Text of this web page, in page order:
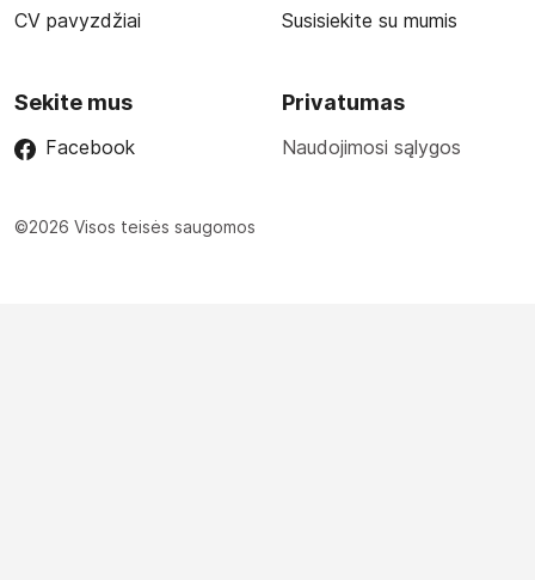
CV pavyzdžiai Susisiekite su mumis
Sekite mus
Facebook
Privatumas
Naudojimosi sąlygos
©2026 Visos teisės saugomos